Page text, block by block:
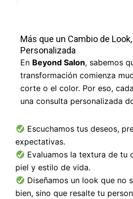
Más que un Cambio de
Personalizada
En Beyond Salon, sabemos
transformación comienza
corte o el color. Por eso,
una consulta personalizada
Escuchamos tus deseos,
expectativas.
Evaluamos la textura de tu
piel y estilo de vida.
Diseñamos un look que no
bien, sino que resalte tu